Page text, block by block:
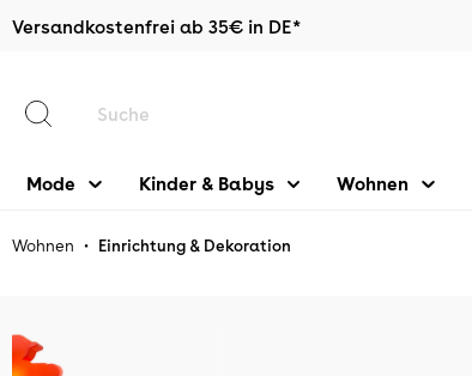
springen
Versandkostenfrei ab 35€ in DE*
Mode Kinder & Babys Wohnen
Wohnen • Einrichtung & Dekoration